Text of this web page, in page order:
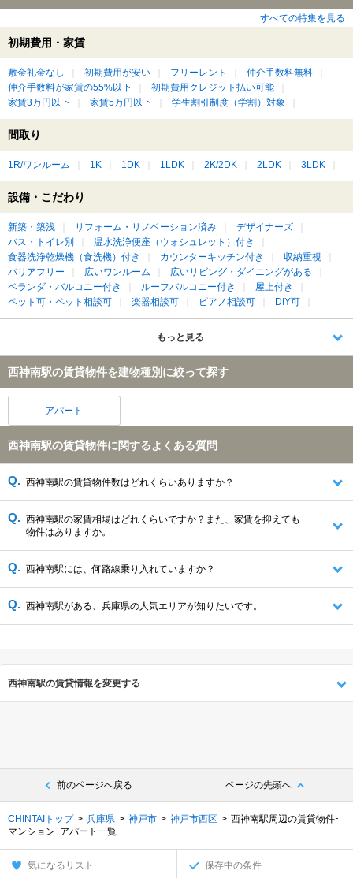
すべての特集を見る
初期費用・家賃
敷金礼金なし 初期費用が安い フリーレント
仲介手数料無料
仲介手数料が家賃の55%以下
初期費用クレジット払い可能
家賃3万円以下
家賃5万円以下 学生割引制度（学割）対象
間取り
1R/ワンルーム 1K 1DK 1LDK 2K/2DK 2LDK 3LDK
設備・こだわり
新築・築浅 リフォーム・リノベーション済み
デザイナーズ
バス・トイレ別
温水洗浄便座（ウォシュレット）付き
食器洗浄乾燥機（食洗機）付き
カウンターキッチン付き
収納重視
バリアフリー
広いワンルーム
広いリビング・ダイニングがある
ベランダ・バルコニー付き
ルーフバルコニー付き
屋上付き
ペット可・ペット相談可
楽器相談可 ピアノ相談可 DIY可
もっと見る
西神南駅の賃貸物件を建物種別に絞って探す
アパート
西神南駅の賃貸物件に関するよくある質問
西神南駅の賃貸物件数はどれくらいありますか？
西神南駅の家賃相場はどれくらいですか？また、家賃を抑えても
物件はありますか。
西神南駅には、何路線乗り入れていますか？
西神南駅がある、兵庫県の人気エリアが知りたいです。
西神南駅の賃貸情報を変更する
前のページへ戻る ページの先頭へ
CHINTAIトップ 兵庫県 神戸市 神戸市西区
西神南駅周辺の賃貸物件･
マンション･アパート一覧
気になるリスト 保存中の条件